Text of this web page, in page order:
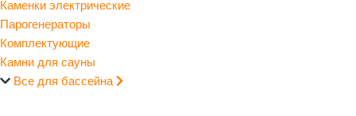
Каменки электрические
Парогенераторы
Комплектующие
Камни для сауны
Все для бассейна